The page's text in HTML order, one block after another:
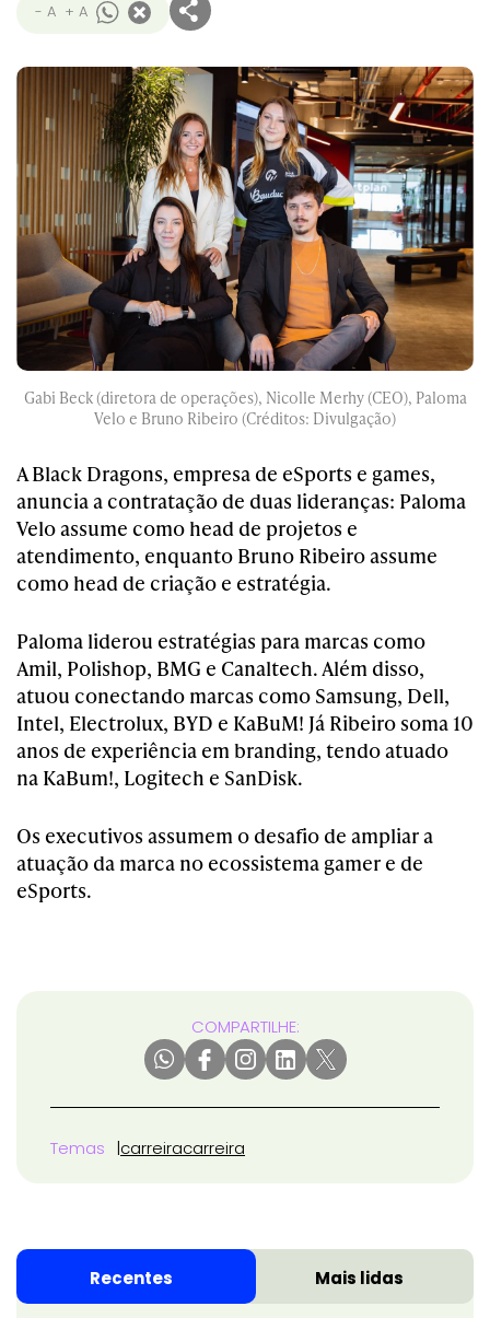
- A + A
Gabi Beck (diretora de operações), Nicolle Merhy (CEO), Paloma
Velo e Bruno Ribeiro (Créditos: Divulgação)
A Black Dragons, empresa de eSports e games,
anuncia a contratação de duas lideranças: Paloma
Velo assume como head de projetos e
atendimento, enquanto Bruno Ribeiro assume
como head de criação e estratégia.
Paloma liderou estratégias para marcas como
Amil, Polishop, BMG e Canaltech. Além disso,
atuou conectando marcas como Samsung, Dell,
Intel, Electrolux, BYD e KaBuM! Já Ribeiro soma 10
anos de experiência em branding, tendo atuado
na KaBum!, Logitech e SanDisk.
Os executivos assumem o desafio de ampliar a
atuação da marca no ecossistema gamer e de
eSports.
COMPARTILHE:
Temas carreiracarreira
Recentes Mais lidas